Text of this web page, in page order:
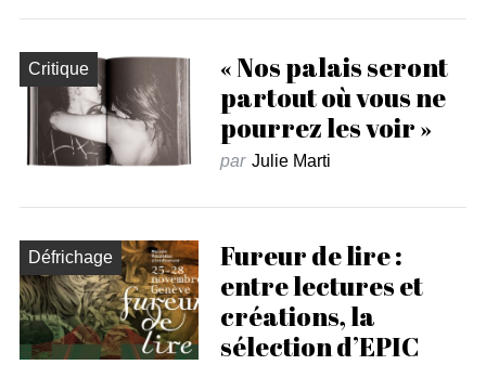
Critique
« Nos palais seront
partout où vous ne
pourrez les voir »
par Julie Marti
Défrichage
Fureur de lire :
entre lectures et
créations, la
sélection d’EPIC